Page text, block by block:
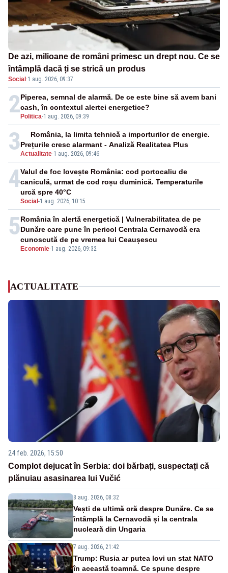
De azi, milioane de români primesc un drept nou. Ce se
întâmplă dacă ți se strică un produs
Social ·1 aug. 2026, 09:37
2 Politica-1 aug. 2026, 09:39
Piperea, semnal de alarmă. De ce este bine să avem bani
cash, în contextul alertei energetice?
3Actualitate-1 aug. 2026, 09:46
România, la limita tehnică a importurilor de energie.
Prețurile cresc alarmant - Analiză Realitatea Plus
4
Social -1 aug. 2026, 10:15
Valul de foc lovește România: cod portocaliu de
caniculă, urmat de cod roșu duminică. Temperaturile
urcă spre 40°C
5
Economie-1 aug. 2026, 09:32
România în alertă energetică | Vulnerabilitatea de pe
Dunăre care pune în pericol Centrala Cernavodă era
cunoscută de pe vremea lui Ceaușescu
ACTUALITATE
24 feb. 2026, 15:50
Complot dejucat în Serbia: doi bărbați, suspectați că
plănuiau asasinarea lui Vučić
8 aug. 2026, 08:32
Vești de ultimă oră despre Dunăre. Ce se
întâmplă la Cernavodă și la centrala
nucleară din Ungaria
7 aug. 2026, 21:42
Trump: Rusia ar putea lovi un stat NATO
în această toamnă. Ce spune despre